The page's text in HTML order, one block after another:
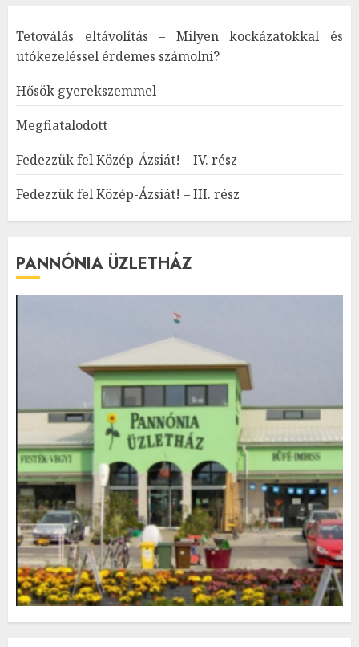
Tetoválás eltávolítás – Milyen kockázatokkal és
utókezeléssel érdemes számolni?
Hősök gyerekszemmel
Megfiatalodott
Fedezzük fel Közép-Ázsiát! – IV. rész
Fedezzük fel Közép-Ázsiát! – III. rész
PANNÓNIA ÜZLETHÁZ